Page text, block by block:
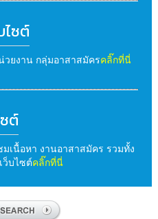
ไซต์
วยงาน กลุ่มอาสาสมัครคลิ๊กที่นี่
ต์
เนื้อหา งานอาสาสมัคร รวมทั้ง
ว็บไซต์คลิ๊กที่นี่